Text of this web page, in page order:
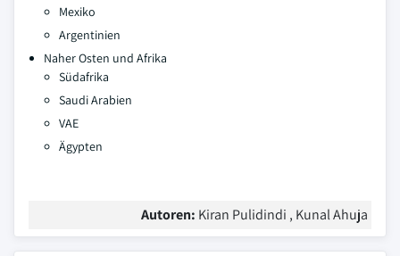
Mexiko
Argentinien
Naher Osten und Afrika
Südafrika
Saudi Arabien
VAE
Ägypten
Autoren: Kiran Pulidindi , Kunal Ahuja